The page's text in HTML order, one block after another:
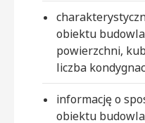
obiektu
powierzchni,
liczba
informację o
obiektu